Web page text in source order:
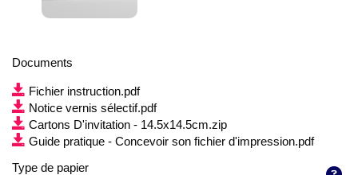
Documents
Fichier instruction.pdf
Notice vernis sélectif.pdf
Cartons D'invitation - 14.5x14.5cm.zip
Guide pratique - Concevoir son fichier d'impression.pdf
Type de papier